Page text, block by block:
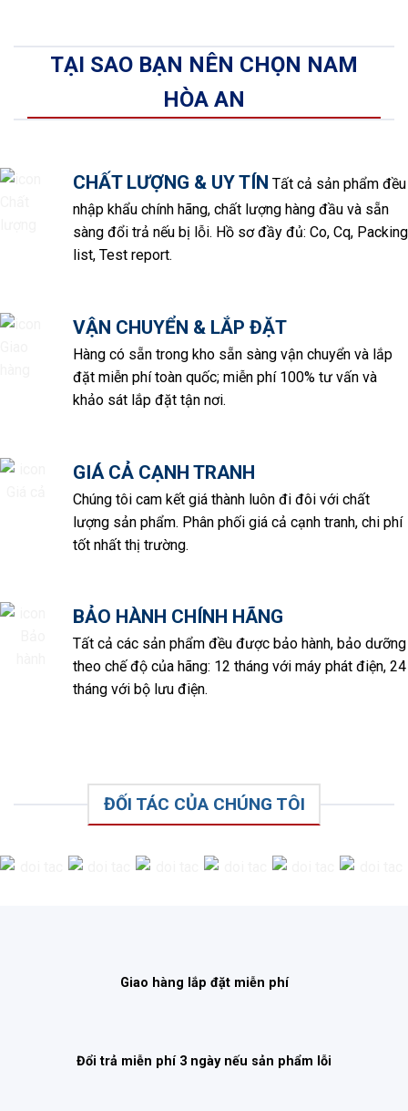
TẠI SAO BẠN NÊN CHỌN NAM
HÒA AN
CHẤT LƯỢNG & UY TÍN Tất cả sản phẩm đều
nhập khẩu chính hãng, chất lượng hàng đầu và sẵn
sàng đổi trả nếu bị lỗi. Hồ sơ đầy đủ: Co, Cq, Packing
list, Test report.
VẬN CHUYỂN & LẮP ĐẶT
Hàng có sẵn trong kho sẵn sàng vận chuyển và lắp
đặt miễn phí toàn quốc; miễn phí 100% tư vấn và
khảo sát lắp đặt tận nơi.
GIÁ CẢ CẠNH TRANH
Chúng tôi cam kết giá thành luôn đi đôi với chất
lượng sản phẩm. Phân phối giá cả cạnh tranh, chi phí
tốt nhất thị trường.
BẢO HÀNH CHÍNH HÃNG
Tất cả các sản phẩm đều được bảo hành, bảo dưỡng
theo chế độ của hãng: 12 tháng với máy phát điện, 24
tháng với bộ lưu điện.
ĐỐI TÁC CỦA CHÚNG TÔI
Giao hàng lắp đặt miễn phí
Đổi trả miễn phí 3 ngày nếu sản phẩm lỗi